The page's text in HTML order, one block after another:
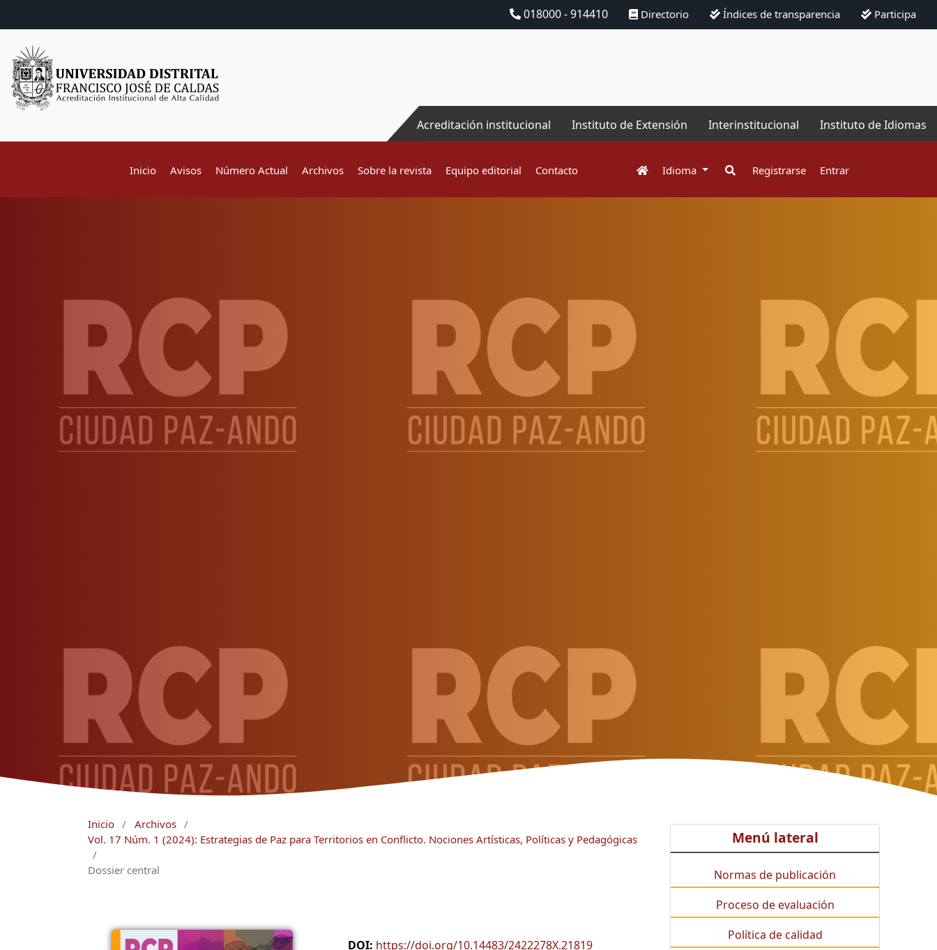
018000 - 914410 Directorio Índices de transparencia Participa
Acreditación institucional Instituto de Extensión Interinstitucional Instituto de Idiomas
Inicio Avisos Número Actual Archivos Sobre la revista Equipo editorial Contacto Idioma Registrarse Entrar
Inicio / Archivos /
Vol. 17 Núm. 1 (2024): Estrategias de Paz para Territorios en Conflicto. Nociones Artísticas, Políticas y Pedagógicas
/
Dossier central
DOI: https://doi.org/10.14483/2422278X.21819
Menú lateral
Normas de publicación
Proceso de evaluación
Política de calidad